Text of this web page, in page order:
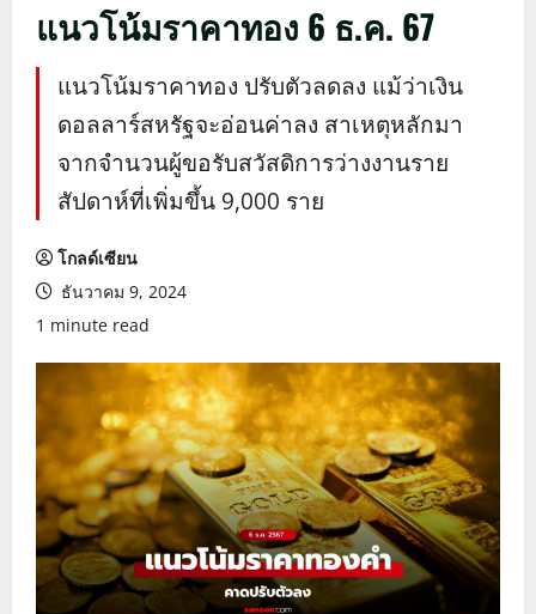
แนวโน้มราคาทอง 6 ธ.ค. 67
แนวโน้มราคาทอง ปรับตัวลดลง แม้ว่าเงิน
ดอลลาร์สหรัฐจะอ่อนค่าลง สาเหตุหลักมา
จากจำนวนผู้ขอรับสวัสดิการว่างงานราย
สัปดาห์ที่เพิ่มขึ้น 9,000 ราย
โกลด์เซียน
ธันวาคม 9, 2024
1 minute read